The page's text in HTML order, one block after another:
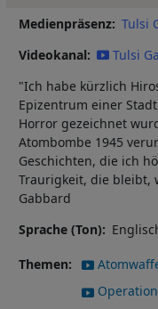
Medienpräsenz Tulsi
Videokanal
Tulsi
"Ich habe kürzlich
Epizentrum einer
Horror gezeichnet
Atombombe 1945
Geschichten, die ich
Traurigkeit, die bleibt,
Gabbard
Sprache (Ton)
Themen